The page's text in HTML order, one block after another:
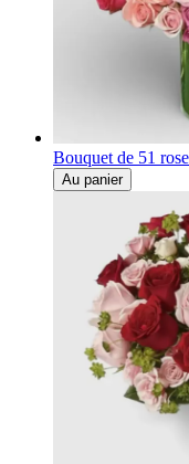
Bouquet de 51
Au panier